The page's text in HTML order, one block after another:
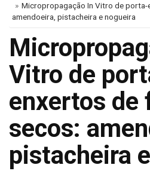
Micropropagação In Vitro de
amendoeira, pistacheira e nogueira
Vitro de
enxertos de
secos:
pistacheira